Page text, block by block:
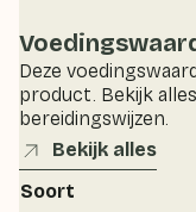
Deze
product. Bekijk
bereidingswijzen.
Bekijk alles
Soort